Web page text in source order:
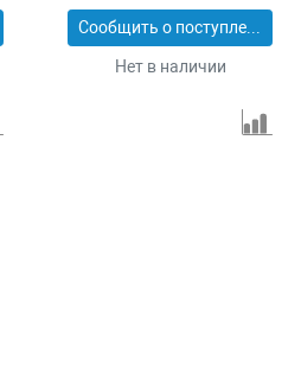
Сообщить о поступлении
Нет в наличии